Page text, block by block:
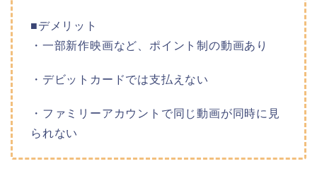
■デメリット
・一部新作映画など、ポイント制の動画あり
・デビットカードでは支払えない
・ファミリーアカウントで同じ動画が同時に見
られない